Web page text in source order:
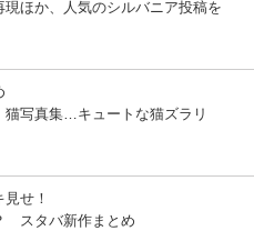
現ほか、人気のシルバニア投稿を
猫写真集…キュートな猫ズラリ
せ！
スタバ新作まとめ